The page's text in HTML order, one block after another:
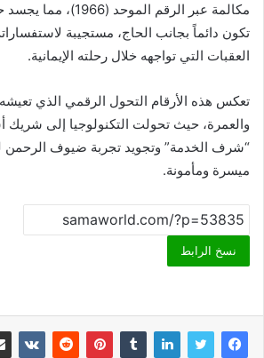
مكالمة عبر الرقم
تكون دائماً بجانب الحاج، مستجيبة
العقبات التي تواجهه خلال رحلته الإيمانية.
تعكس هذه الأرقام التحول الرقمي الذي
والعمرة، حيث تحولت التكنولوجيا إلى
“شرف الخدمة” وتجويد تجربة ضيوف الرحمن
ميسرة ومأمونة.
نسخ الرابط